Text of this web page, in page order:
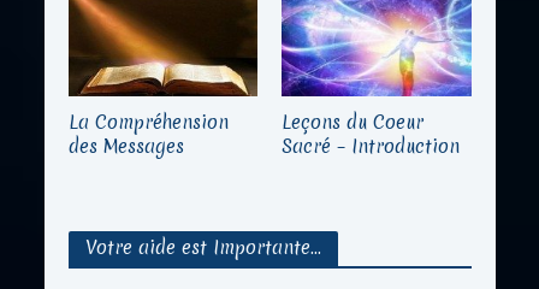
La Compréhension
des Messages
Leçons du Coeur
Sacré – Introduction
Votre aide est Importante…